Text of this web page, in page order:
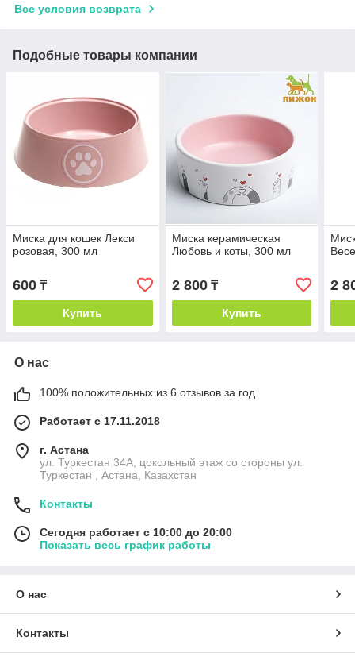
Все условия возврата
Подобные товары компании
Миска для кошек Лекси
розовая, 300 мл
600 ₸
Купить
Миска керамическая
Любовь и коты, 300 мл
2 800₸
Купить
2
О нас
100% положительных из 6 отзывов за год
Работает с 17.11.2018
г. Астана
ул. Туркестан 34А, цокольный этаж со стороны ул.
Туркестан , Астана, Казахстан
Контакты
Сегодня работает с 10:00 до 20:00
Показать весь график работы
О нас
Контакты